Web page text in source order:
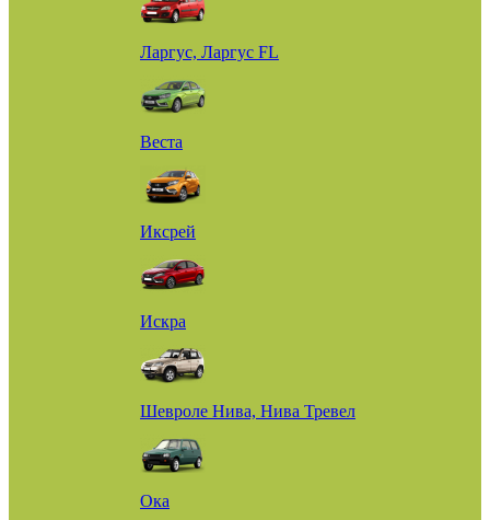
Ларгус, Ларгус FL
Веста
Иксрей
Искра
Шевроле Нива, Нива Тревел
Ока